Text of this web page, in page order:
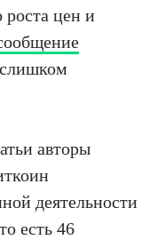
роста цен и
авторы
деятельности
есть 46